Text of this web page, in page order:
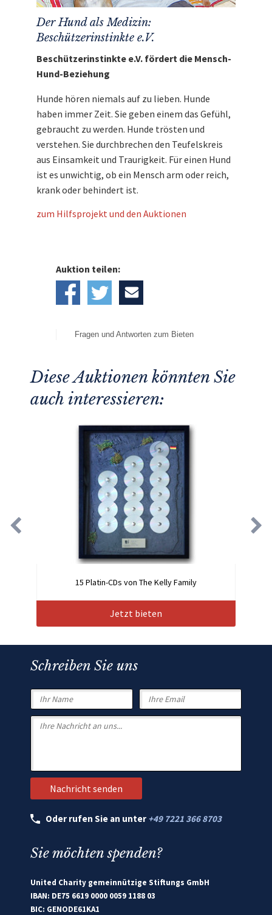
Der Hund als Medizin:
Beschützerinstinkte e.V.
Beschützerinstinkte e.V. fördert die Mensch-
Hund-Beziehung
Hunde hören niemals auf zu lieben. Hunde
haben immer Zeit. Sie geben einem das Gefühl,
gebraucht zu werden. Hunde trösten und
verstehen. Sie durchbrechen den Teufelskreis
aus Einsamkeit und Traurigkeit. Für einen Hund
ist es unwichtig, ob ein Mensch arm oder reich,
krank oder behindert ist.
zum Hilfsprojekt und den Auktionen
Auktion teilen:
Fragen und Antworten zum Bieten
Diese Auktionen könnten Sie
auch interessieren:
15 Platin-CDs von The Kelly Family
Jetzt bieten
Schreiben Sie uns
Oder rufen Sie an unter +49 7221 366 8703
Sie möchten spenden?
United Charity gemeinnützige Stiftungs GmbH
IBAN: DE75 6619 0000 0059 1188 03
BIC: GENODE61KA1